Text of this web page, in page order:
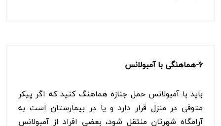
6- هماهنگی با آمبولانس
باید با آمبولانس حمل جنازه هماهنگ کنید که اگر پیکر
متوفی در منزل قرار دارد و یا در بیمارستان است به
آرامگاه شهرتان منتقل شود، بعضی افراد از آمبولانس